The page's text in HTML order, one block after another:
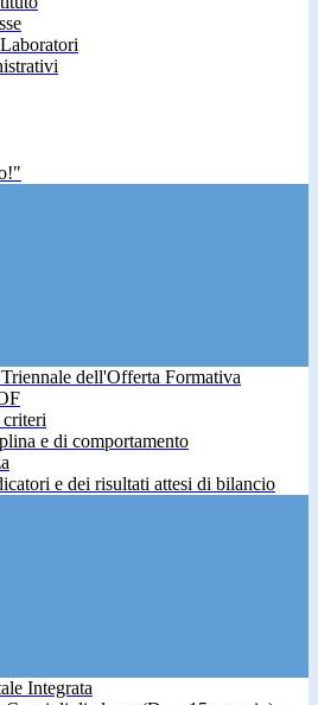
dell'Offerta Formativa
criteri
e di comportamento
e dei risultati attesi di bilancio
Integrata